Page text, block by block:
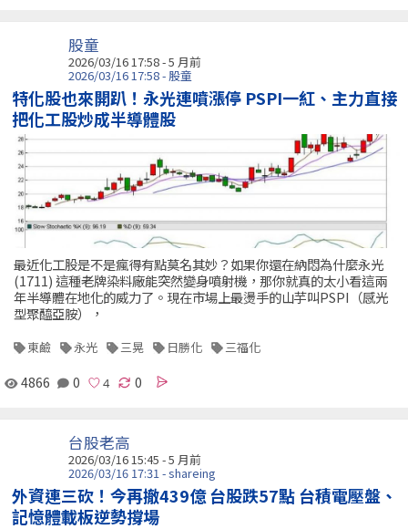
股童
2026/03/16 17:58 - 5 月前
2026/03/16 17:58 - 股童
特化股也來開趴！永光連噴漲停 PSPI一紅、主力直接
把化工股炒成半導體股
最近化工股是不是瘋得有點莫名其妙？如果你還在納悶為什麼永光
(1711) 這種老牌染料廠能突然變身噴射機，那你就真的太小看這兩
年半導體在地化的威力了。現在市場上最燙手的山芋叫PSPI（感光
型聚醯亞胺），
東鹼 永光 三晃 日勝化 三福化
4866 0 0
台股老高
2026/03/16 15:45 - 5 月前
2026/03/16 17:31 - shareing
外資連三砍！今再撤439億 台股跌57點 台積電壓盤、
記憶體載板逆勢撐場